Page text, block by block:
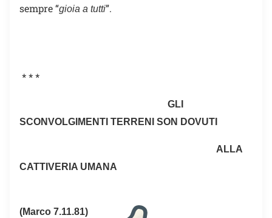
sempre “gioia a tutti”.
* * *
GLI
SCONVOLGIMENTI TERRENI SON DOVUTI
ALLA
CATTIVERIA UMANA
(Marco 7.11.81)